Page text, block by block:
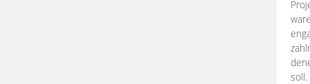
zahlr
soll.